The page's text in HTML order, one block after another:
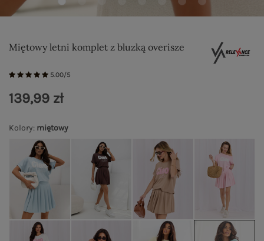
Miętowy letni komplet z bluzką overisze
5.00/5
Kolory: miętowy
139,99 zł